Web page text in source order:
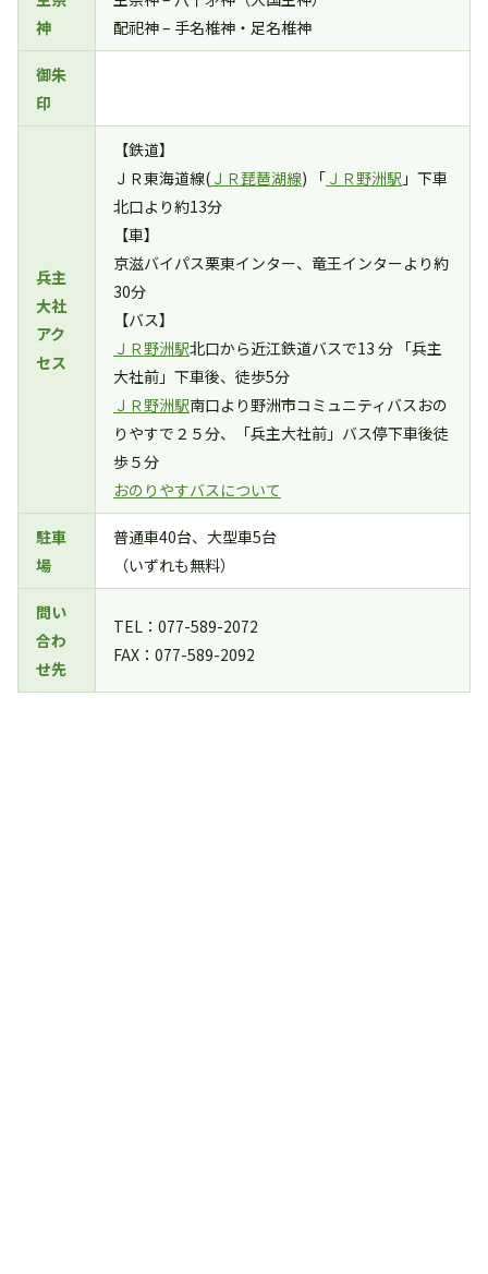
神
配祀神 – 手名椎神・足名椎神
御朱
印
兵主
大社
アク
セス
【鉄道】
ＪＲ東海道線( ＪＲ琵琶湖線) 「 ＪＲ野洲駅 」下車
北口より約13分
【車】
京滋バイパス栗東インター、竜王インターより約
30分
【バス】
ＪＲ野洲駅北口から近江鉄道バスで13 分 「兵主
大社前」下車後、徒歩5分
ＪＲ野洲駅南口より野洲市コミュニティバスおの
りやすで２５分、「兵主大社前」バス停下車後徒
歩５分
おのりやすバスについて
駐車
場
普通車40台、大型車5台
（いずれも無料）
問い
合わ
せ先
TEL：077-589-2072
FAX：077-589-2092